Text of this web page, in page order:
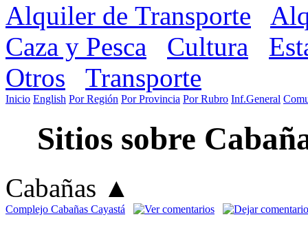
Alquiler de Transporte
Caza y Pesca
Cultura
Otros
Transporte
Inicio English Por Región Por Provincia Por Rubro Inf.General
Sitios sobre
Cabañas ▲
Complejo Cabañas Cayastá